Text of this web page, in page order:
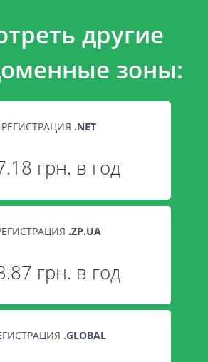
другие
зоны:
РЕГИСТРАЦИЯ .NET
грн. в год
.ZP.UA
грн. в год
.GLOBAL